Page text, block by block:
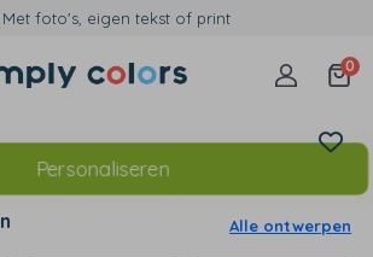
Met foto's, eigen tekst of print
0
Personaliseren
Alle ontwerpen